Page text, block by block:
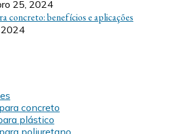
25, 2024
concreto: benefícios e aplicações
concreto
plástico